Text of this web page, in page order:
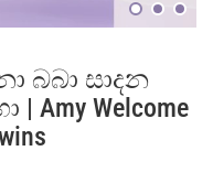
බබා සාදන
Amy Welcome